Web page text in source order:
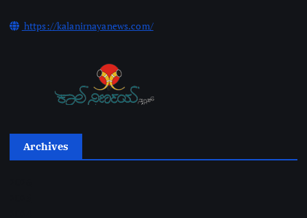
https://kalanirnayanews.com/
Archives